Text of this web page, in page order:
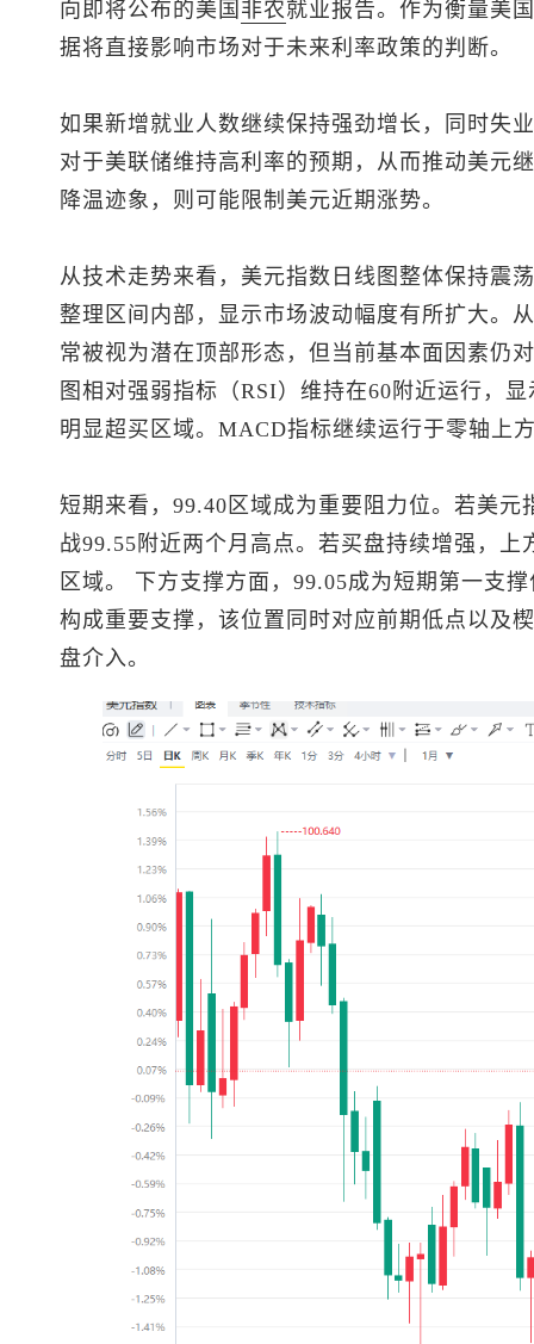
向即将公布的美国 非农就业报告。作为衡量美
据将直接影响市场对于未来利率政策的判断。
如果新增就业人数继续保持强劲增长，同时失
对于美联储维持高利率的预期，从而推动美元
降温迹象，则可能限制美元近期涨势。
从技术走势来看， 美元指数 日线图整体保持震
整理区间内部，显示市场波动幅度有所扩大。
常被视为潜在顶部形态，但当前基本面因素仍
图相对强弱指标（RSI）维持在60附近运行，
明显超买区域。MACD指标继续运行于零轴上
短期来看，99.40区域成为重要阻力位。若美元
战99.55附近两个月高点。若买盘持续增强，
区域。 下方支撑方面，99.05成为短期第一支
构成重要支撑，该位置同时对应前期低点以及
盘介入。